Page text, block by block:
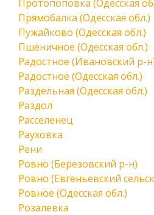
Протопоповка (Одесская
Прямобалка (Одесская обл.)
Пужайково (Одесская обл.)
Пшеничное (Одесская обл.)
Радостное (Ивановский р-
Радостное (Одесская обл.)
Раздельная (Одесская обл.)
Раздол
Расселенец
Рауховка
Рени
Ровно (Березовский р-н)
Ровно (Евгеньевский
Ровное (Одесская обл.)
Розалевка